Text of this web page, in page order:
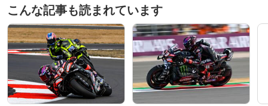
こんな記事も読まれています